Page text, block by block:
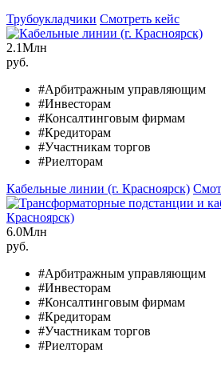
Трубоукладчики Смотреть кейс
2.1Млн
руб.
#Арбитражным управляющим
#Инвесторам
#Консалтинговым фирмам
#Кредиторам
#Участникам торгов
#Риелторам
Кабельные линии (г. Красноярск)
6.0Млн
руб.
#Арбитражным управляющим
#Инвесторам
#Консалтинговым фирмам
#Кредиторам
#Участникам торгов
#Риелторам